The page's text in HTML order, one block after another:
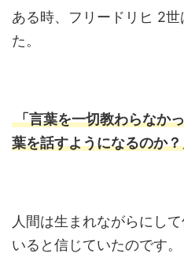
ある時、フリードリヒ 2
た。
「言葉を一切教わらなか
葉を話すようになるのか
人間は生まれながらにし
いると信じていたのです。